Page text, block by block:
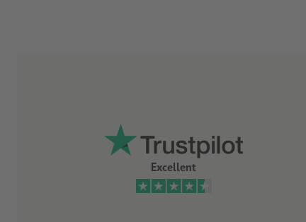
Excellent